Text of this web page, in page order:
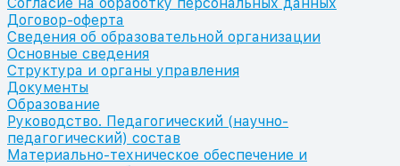
Договор-оферта
Сведения об образовательной организации
Основные сведения
Структура и органы управления
Документы
Образование
Руководство. Педагогический (научно-
педагогический) состав
Материально-техническое обеспечение и